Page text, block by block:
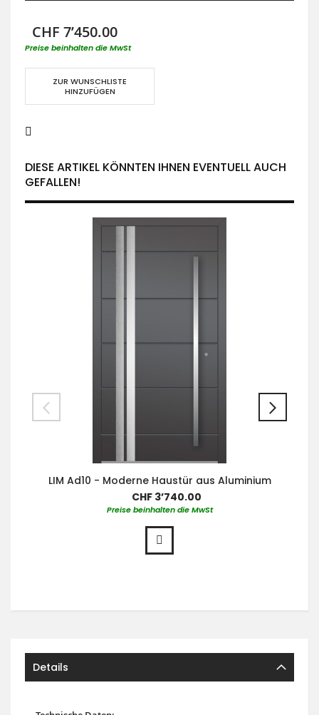
CHF 7’450.00
Preise beinhalten die MwSt
ZUR WUNSCHLISTE
HINZUFÜGEN
DIESE ARTIKEL KÖNNTEN IHNEN EVENTUELL AUCH
GEFALLEN!
LIM Ad10 - Moderne Haustür aus Aluminium
CHF 3’740.00
Preise beinhalten die MwSt
Details